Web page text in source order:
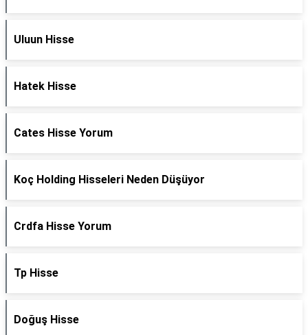
Uluun Hisse
Hatek Hisse
Cates Hisse Yorum
Koç Holding Hisseleri Neden Düşüyor
Crdfa Hisse Yorum
Tp Hisse
Doğuş Hisse